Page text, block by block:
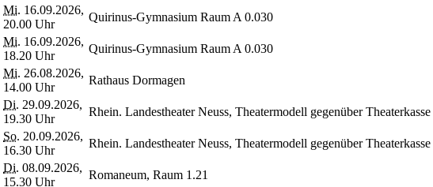
Mi. 16.09.2026,
20.00 Uhr
Quirinus-Gymnasium Raum A 0.030
Mi. 16.09.2026,
18.20 Uhr
Quirinus-Gymnasium Raum A 0.030
Mi. 26.08.2026,
14.00 Uhr
Rathaus Dormagen
Di. 29.09.2026,
19.30 Uhr
Rhein. Landestheater Neuss, Theatermodell gegenüber Theaterkasse
So. 20.09.2026,
16.30 Uhr
Rhein. Landestheater Neuss, Theatermodell gegenüber Theaterkasse
Di. 08.09.2026,
15.30 Uhr
Romaneum, Raum 1.21